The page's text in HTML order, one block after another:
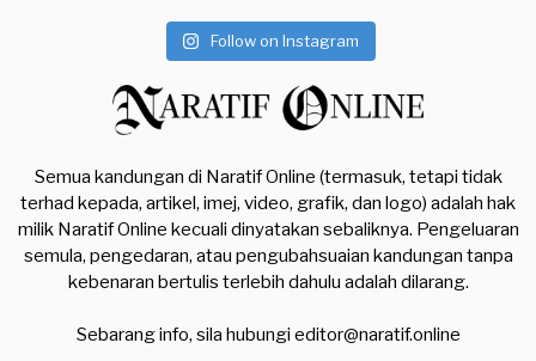
Follow on Instagram
Semua kandungan di Naratif Online (termasuk, tetapi tidak
terhad kepada, artikel, imej, video, grafik, dan logo) adalah hak
milik Naratif Online kecuali dinyatakan sebaliknya. Pengeluaran
semula, pengedaran, atau pengubahsuaian kandungan tanpa
kebenaran bertulis terlebih dahulu adalah dilarang.
Sebarang info, sila hubungi editor@naratif.online